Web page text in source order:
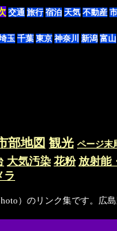
交通 旅行 宿泊 天気 不動産
玉 千葉 東京 神奈川 新潟 富山
部地図 観光 ページ末
大気汚染 花粉 放射能
ラ
）のリンク集です。